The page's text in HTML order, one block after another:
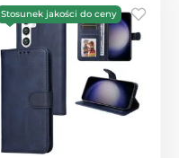
Stosunek jakości do ceny